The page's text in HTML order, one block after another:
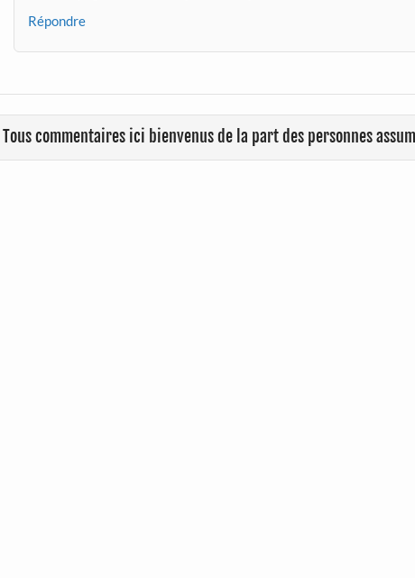
Répondre
Tous commentaires ici bienvenus de la part des personnes